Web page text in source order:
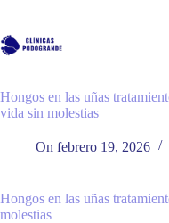
contenido
Hongos en las uñas
vida sin molestias
On febrero 19, 2026
Hongos en las uñas
molestias